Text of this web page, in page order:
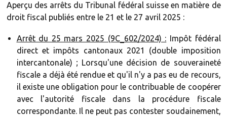
Aperçu des arrêts du Tribunal fédéral suisse en matière de
droit fiscal publiés entre le 21 et le 27 avril 2025 :
Arrêt du 25 mars 2025 (9C_602/2024) : Impôt fédéral
direct et impôts cantonaux 2021 (double imposition
intercantonale) ; Lorsqu'une décision de souveraineté
fiscale a déjà été rendue et qu'il n'y a pas eu de recours,
il existe une obligation pour le contribuable de coopérer
avec l'autorité fiscale dans la procédure fiscale
correspondante. Il ne peut pas contester soudainement,